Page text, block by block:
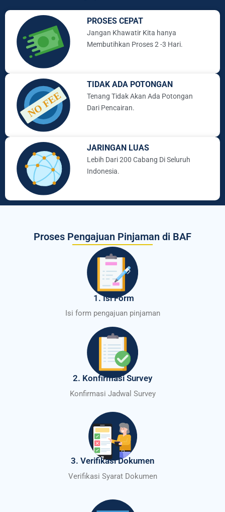
PROSES CEPAT
Jangan Khawatir Kita hanya
Membutihkan Proses 2 -3 Hari.
TIDAK ADA POTONGAN
Tenang Tidak Akan Ada Potongan
Dari Pencairan.
JARINGAN LUAS
Lebih Dari 200 Cabang Di Seluruh
Indonesia.
Proses Pengajuan Pinjaman di BAF
1. Isi Form
Isi form pengajuan pinjaman
2. Konfirmasi Survey
Konfirmasi Jadwal Survey
3. Verifikasi Dokumen
Verifikasi Syarat Dokumen